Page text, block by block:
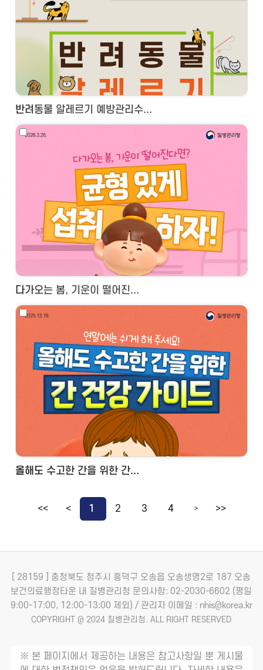
반려동물 알레르기 예방관리수...
다가오는 봄, 기운이 떨어진...
올해도 수고한 간을 위한 간...
<< < 1 2 3 4 > >>
[ 28159 ] 충청북도 청주시 흥덕구 오송읍 오송생명2로 187 오송
보건의료행정타운 내 질병관리청 문의사항: 02-2030-6602 (평일
9:00-17:00, 12:00-13:00 제외) / 관리자 이메일 : nhis@korea.kr
COPYRIGHT @ 2024 질병관리청. ALL RIGHT RESERVED
※ 본 페이지에서 제공하는 내용은 참고사항일 뿐 게시물